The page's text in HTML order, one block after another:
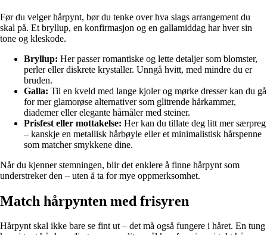
Før du velger hårpynt, bør du tenke over hva slags arrangement du
skal på. Et bryllup, en konfirmasjon og en gallamiddag har hver sin
tone og kleskode.
Bryllup: Her passer romantiske og lette detaljer som blomster,
perler eller diskrete krystaller. Unngå hvitt, med mindre du er
bruden.
Galla: Til en kveld med lange kjoler og mørke dresser kan du gå
for mer glamorøse alternativer som glitrende hårkammer,
diademer eller elegante hårnåler med steiner.
Prisfest eller mottakelse: Her kan du tillate deg litt mer særpreg
– kanskje en metallisk hårbøyle eller et minimalistisk hårspenne
som matcher smykkene dine.
Når du kjenner stemningen, blir det enklere å finne hårpynt som
understreker den – uten å ta for mye oppmerksomhet.
Match hårpynten med frisyren
Hårpynt skal ikke bare se fint ut – det må også fungere i håret. En tung